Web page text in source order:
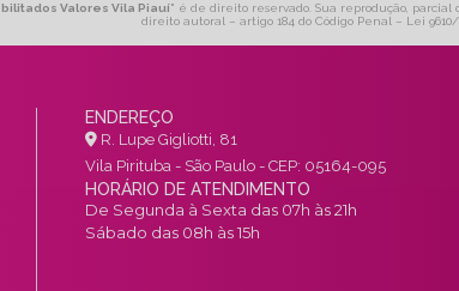
Valores Vila Piauí" é de direito reservado. Sua reprodução, parcial
direito autoral – artigo 184 do Código Penal – Lei
ENDEREÇO
R. Lupe Gigliotti, 81
Vila Pirituba - São Paulo - CEP: 05164-095
HORÁRIO DE ATENDIMENTO
De Segunda à Sexta das 07h às 21h
Sábado das 08h às 15h